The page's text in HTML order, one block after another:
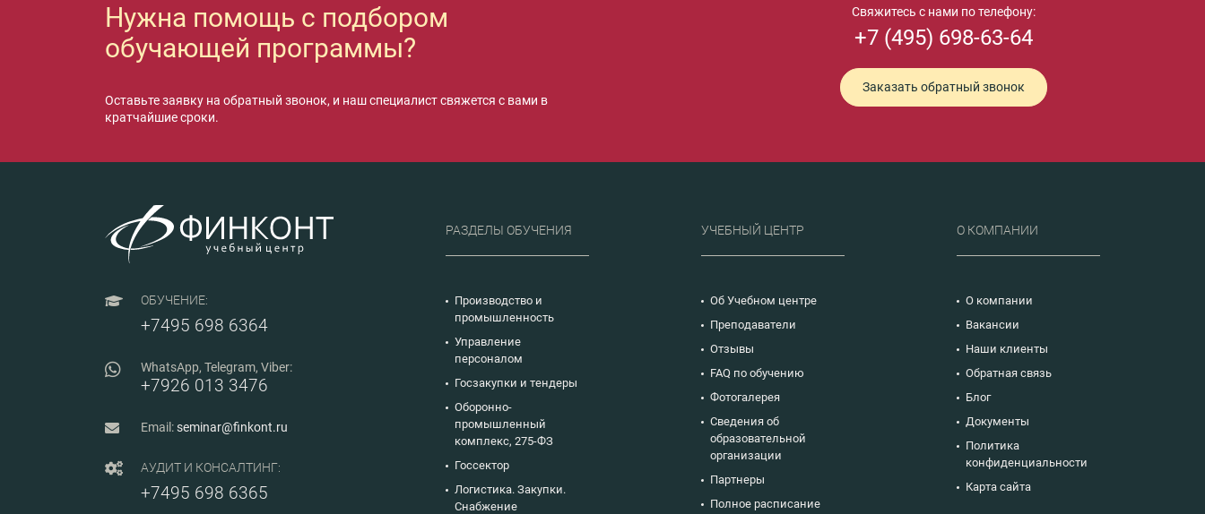
Нужна помощь с подбором
обучающей программы?
Оставьте заявку на обратный звонок, и наш специалист свяжется с вами в
кратчайшие сроки.
Свяжитесь с нами по телефону:
+7 (495) 698-63-64
Заказать обратный звонок
ОБУЧЕНИЕ:
+7495 698 6364
WhatsApp, Telegram, Viber:
+7926 013 3476
Email:seminar@finkont.ru
АУДИТ И КОНСАЛТИНГ:
+7495 698 6365
РАЗДЕЛЫ ОБУЧЕНИЯ
Производство и
промышленность
Управление
персоналом
Госзакупки и тендеры
Оборонно-
промышленный
комплекс, 275-ФЗ
Госсектор
Логистика. Закупки.
Снабжение
УЧЕБНЫЙ ЦЕНТР
Об Учебном центре
Преподаватели
Отзывы
FAQ по обучению
Фотогалерея
Сведения об
образовательной
организации
Партнеры
Полное расписание
О КОМПАНИИ
О компании
Вакансии
Наши клиенты
Обратная связь
Блог
Документы
Политика
конфиденциальности
Карта сайта